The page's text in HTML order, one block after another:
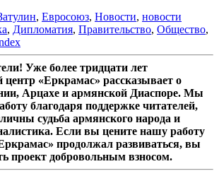
, Евросоюз, Новости, новости
, Дипломатия, Правительство, Общество,
Уже более тридцати лет
«Еркрамас» рассказывает о
Арцахе и армянской Диаспоре. Мы
благодаря поддержке читателей,
судьба армянского народа и
Если вы цените нашу работу
продолжал развиваться, вы
проект добровольным взносом.